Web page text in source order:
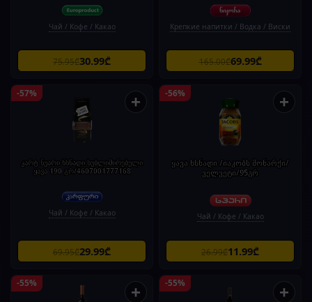
Чай / Кофе / Какао
75.95₾30.99₾
Крепкие напитки / Водка / Виски
165.00₾69.99₾
-57% +
კარტ ნუარი ხსნადი სუბლიმირებული
ყავა 190 გრ/4607001777168
Чай / Кофе / Какао
69.95₾29.99₾
-56% +
ყავა ხსნადი /იაკობს მონარქი/
ველვეტი/95გრ
Чай / Кофе / Какао
26.99₾11.99₾
-55% + -55% +